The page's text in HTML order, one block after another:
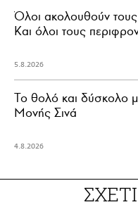
Όλοι ακολουθούν
Και όλοι τους
5.8.2026
Το θολό και δύσκολο
Μονής Σινά
4.8.2026